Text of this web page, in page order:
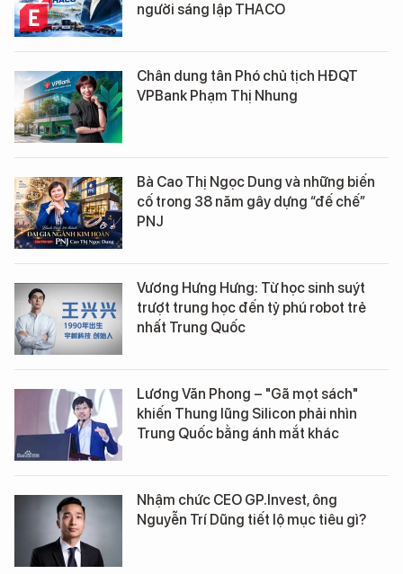
người sáng lập THACO
Chân dung tân Phó chủ tịch HĐQT
VPBank Phạm Thị Nhung
Bà Cao Thị Ngọc Dung và những biến
cố trong 38 năm gây dựng “đế chế”
PNJ
Vương Hưng Hưng: Từ học sinh suýt
trượt trung học đến tỷ phú robot trẻ
nhất Trung Quốc
Lương Văn Phong – "Gã mọt sách"
khiến Thung lũng Silicon phải nhìn
Trung Quốc bằng ánh mắt khác
Nhậm chức CEO GP.Invest, ông
Nguyễn Trí Dũng tiết lộ mục tiêu gì?